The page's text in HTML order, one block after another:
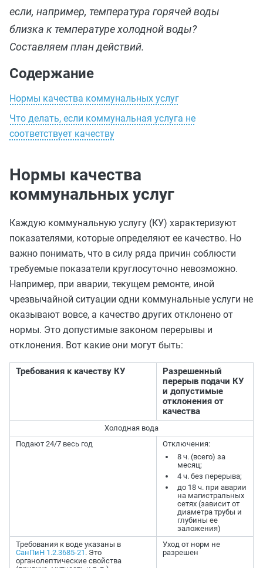
если, например, температура горячей воды
близка к температуре холодной воды?
Составляем план действий.
Содержание
Нормы качества коммунальных услуг
Что делать, если коммунальная услуга не
соответствует качеству
Нормы качества
коммунальных услуг
Каждую коммунальную услугу (КУ) характеризуют
показателями, которые определяют ее качество. Но
важно понимать, что в силу ряда причин соблюсти
требуемые показатели круглосуточно невозможно.
Например, при аварии, текущем ремонте, иной
чрезвычайной ситуации одни коммунальные услуги не
оказывают вовсе, а качество других отклонено от
нормы. Это допустимые законом перерывы и
отклонения. Вот какие они могут быть:
Требования к качеству КУ
Разрешенный
перерыв подачи КУ
и допустимые
отклонения от
качества
Холодная вода
Подают 24/7 весь год
Отключения:
8 ч. (всего) за
месяц;
4 ч. без перерыва;
до 18 ч. при аварии
на магистральных
сетях (зависит от
диаметра трубы и
глубины ее
заложения)
Требования к воде указаны в
СанПиН 1.2.3685-21 . Это
органолептические свойства
Уход от норм не
разрешен